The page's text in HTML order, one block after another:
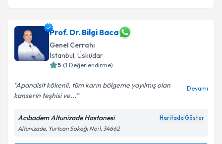
Prof. Dr. Bilgi Baca
Genel Cerrahi
İstanbul, Üsküdar
5 (1 Değerlendirme)
Apandisit kökenli, tüm karın bölgeme yayılmış olan
kanserin teşhisi ve...
Devamı
Acıbadem Altunizade Hastanesi Haritada Göster
Altunizade, Yurtcan Sokağı No:1, 34662